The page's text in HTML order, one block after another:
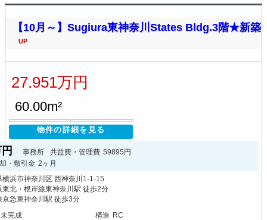
【10月～】Sugiura東神奈川States Bldg.3階★新築
UP
27.951万円
60.00m²
物件の詳細を見る
事務所 共益費・管理費 59895円
・敷引金 2ヶ月
横浜市神奈川区 西神奈川1-1-15
東北・根岸線東神奈川駅 徒歩2分
京急東神奈川駅 徒歩3分
完成
構造 RC